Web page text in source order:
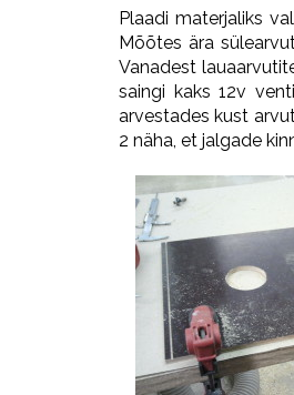
Plaadi materjaliks
Mõõtes ära
Vanadest
saingi kaks 12v
arvestades kust
2 näha, et jalgade